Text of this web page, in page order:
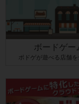
ボードゲー
ボドゲが遊べる店舗